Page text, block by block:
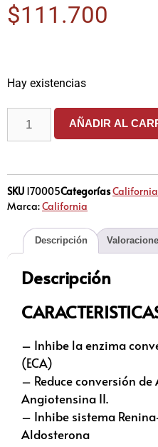
$111.700
Hay existencias
AÑADIR AL
SKU 170005CategoríasCalifornia
Marca:California
Descripción
Descripción
– Inhibe la enzima
(ECA)
– Reduce conversión
Angiotensina II.
– Inhibe sistema
Aldosterona